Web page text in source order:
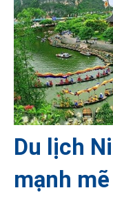
Du lịch
mạnh